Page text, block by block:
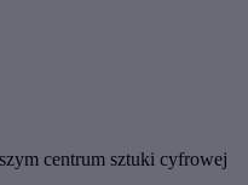
centrum sztuki cyfrowej